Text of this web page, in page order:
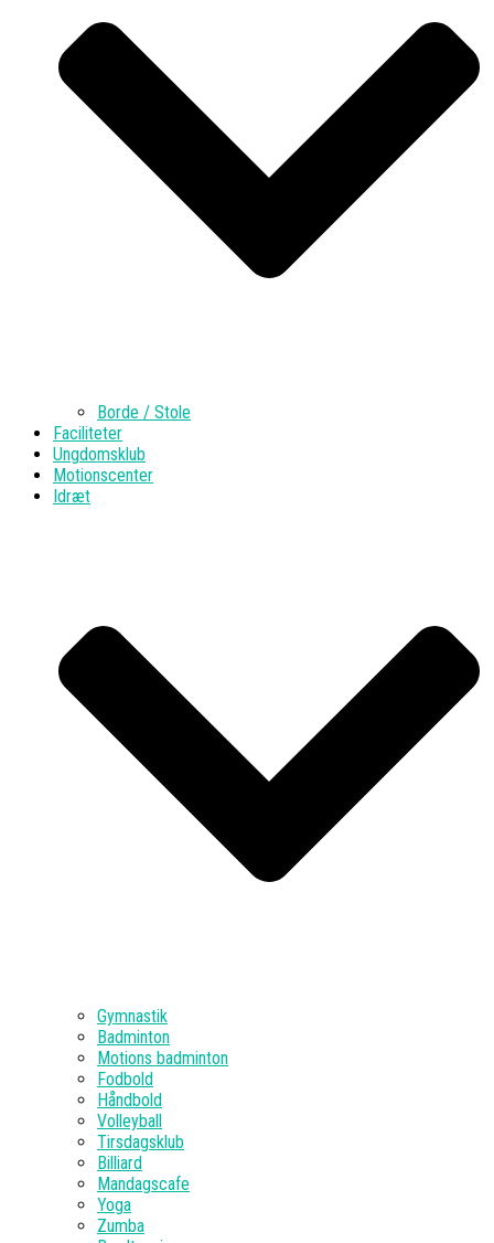
Borde / Stole
Faciliteter
Ungdomsklub
Motionscenter
Idræt
Gymnastik
Badminton
Motions badminton
Fodbold
Håndbold
Volleyball
Tirsdagsklub
Billiard
Mandagscafe
Yoga
Zumba